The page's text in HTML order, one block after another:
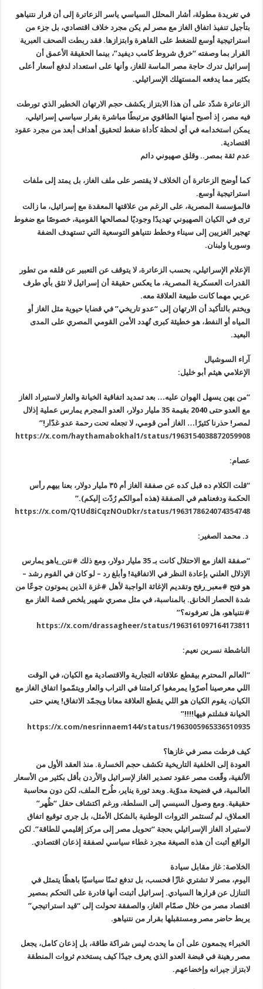
في تغريدة مطولة، أشار المحلل السياسي ياسر الزعاترة إلى أن قرار نتنياهو
بتأجيل تنفيذ اتفاق الغاز مع مصر لم يكن مجرد خلاف اقتصادي، بل جزء من
استراتيجية أوسع للضغط على القاهرة وابتزازها. فقد ربطت الصحف العبرية
القرار بما وصفته “خرق شروط كامب ديفيد”، بينما الحقيقة الأعمق أن
إسرائيل تدرك حاجة مصر الماسة للغاز، وأنها على استعداد لدفع أسعار أعلى
بكثير مما يدفعه المستهلك الإسرائيلي.
الزعاترة شدّد على أن هذا الابتزاز يكشف حجم الارتهان الخطير الذي تورطت
فيه مصر، إذ أصبح أمنها الطاقوي مرتبطًا مباشرة بقرار سياسي إسرائيلي،
يمكن استخدامه في أي لحظة كأداة ضغط لتحقيق أهداف أبعد من مجرد عقود
اقتصادية.
عدم ثقة بمصر.. وقلق صهيوني دائم
كما أوضح الزعاترة أن الخلاف لا يقتصر على ملف الغاز، بل يمتد إلى ملفات
استراتيجية أوسع.
فالمؤسسة المصرية، على الرغم من علاقتها المعقدة مع إسرائيل، ما زالت
ترى في الكيان الصهيوني تهديدًا وجوديًا لمصالحها القومية، خصوصًا مع ضغوط
تهجير الغزيين إلى سيناء وخطط نتنياهو التوسعية التي تستهدف الضفة
وسوريا ولبنان.
الإعلام الإسرائيلي، بحسب الزعاترة، لا يتوقف عن التعبير عن قلقه من تطور
القدرات العسكرية المصرية، ما يعكس حقيقة أن إسرائيل لا تثق بأي طرف
عربي مهما كانت طبيعة العلاقة معه.
ويختم بالتأكيد أن الارتهان إلى “عدو تاريخي” في قضايا حيوية مثل الغاز أو
المياه أو النفط، هو خطيئة كبرى تُهدد الأمن القومي المصري على المدى
البعيد.
آراء السوشيال
الإعلامي هيثم أبو خليل:
“من يهن يسهل الهوان عليه… بعد تمديد اتفاقية الخيانة والعار لاستيراد الغاز
مع العدو حتى 2040 بقيمة 35 مليار دولار، العدو المجرم يمارس عملية
إذلال
لمصر! حذرنا كثيرًا… الغاز أمن قومي، لا تجعله تحت رحمة عدو غدّار !”
https://x.com/haythamabokhal1/status/1963154038872059908
عصام:
“
قلت الكلام ده قبل كده عن صفقة الغاز أم ٣٥ مليار دولار، بعنا بيهم رأس
الحكمة ودفعناهم في الصفقة (هذه أموالكم رُدّت إليكم).”
https://x.com/Q1Ud8iCqzNOuDkr/status/1963178624074354748
د. محمد الصغير :
“صفقة الغاز مع الاحتلال كانت بـ 35 مليار دولار، ومع ذلك #نتن_ياهو
يمارس
الإذلال العلني بإعادة النظر في الاتفاقية! وأبلغ رد – لو كان في القوم رشد –
هو فتح #معبر_رفح وتقديم الإغاثة الواجبة لأهل #غزة الذين يموتون جوعًا من
شدة الحصار الخانق. بالمناسبة، في مثل مصري شهير يلخص قصة الغاز مع
#نتنياهو، هل تعرفونه؟”
https://x.com/drassagheer/status/1963161097164173811
الناشطة نسرين نعيم:
“ العالم المحترم بيقطع علاقاته التجارية والاقتصادية مع الكيان، في الوقت
اللي معرصينا أصرّوا يمرمغوا كرامتنا في التراب والعار ويتمّموا
اتفاق الغاز مع
الكيان، يقوم الكيان هو اللي يقطع العلاقة معانا ويجمّد الاتفاق! يعني حتى
الخيانة فشلتم فيها!!!!”
https://x.com/nesrinnaem144/status/1963005965336510935
كيف فرطت مصر في غازها؟
العودة إلى الخلفية التاريخية تكشف حجم الخسارة. منذ العقد الأول من
الألفية، وقّعت مصر عقود تصدير الغاز لإسرائيل والأردن بأقل بكثير من الأسعار
العالمية، في فضيحة مدوّية. وبعد ثورة يناير، طُرح الملف، لكن دون محاسبة
حقيقية. ومع وصول السيسي إلى السلطة، ورغم اكتشاف حقل “ظُهر”
العملاق، لم تُستثمر الثروات الوطنية بالشكل الأمثل، بل جرى توقيع اتفاق
لاستيراد الغاز الإسرائيلي بحجة “تحويل مصر إلى مركز إقليمي للطاقة”. لكن
الواقع أثبت أن هذه الصيغة مجرد غطاء سياسي لصفقة إذعان اقتصادي.
الخلاصة: غاز مقابل سيادة
اليوم، مصر لا تشتري غازًا فحسب، بل تدفع ثمنًا سياسيًا باهظًا يتمثل في
التنازل عن قرارها السيادي. إسرائيل أثبتت أنها قادرة على التحكم بمصير
اقتصاد مصر من خلال صمّام الغاز، والصفقة تحولت إلى “قيد استراتيجي”
يربط حاضر مصر ومستقبلها بقرار من نتنياهو.
الخبراء يجمعون على أن ما يحدث ليس شراكة طاقة، بل إذعان كامل، يجعل
مصر رهينة في قبضة العدو الذي يعرف جيدًا كيف يستخدم ثروات المنطقة
لابتزاز جيرانه وإخضاعهم.